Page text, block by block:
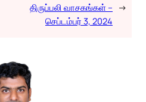
திருப்பலி வாசகங்கள் –
செப்டம்பர் 3, 2024
→